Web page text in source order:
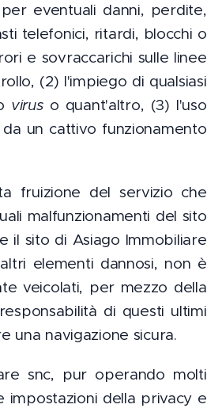
eventuali danni, perdite,
telefonici, ritardi, blocchi o
e sovraccarichi sulle linee
(2) l'impiego di qualsiasi
viruso quant'altro, (3) l'uso
un cattivo funzionamento
fruizione del servizio che
malfunzionamenti del sito
il sito di Asiago Immobiliare
elementi dannosi, non è
veicolati, per mezzo della
di questi ultimi
una navigazione sicura.
snc, pur operando molti
impostazioni della privacy e